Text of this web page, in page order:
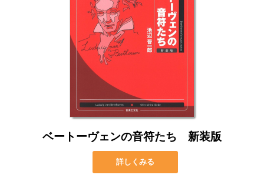
ベートーヴェンの音符たち 新装版
詳しくみる